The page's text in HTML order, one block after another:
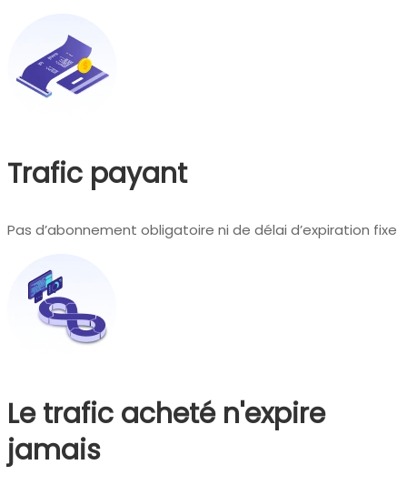
Trafic payant
Pas d’abonnement obligatoire ni de délai d’expiration fixe
Le trafic acheté n'expire
jamais